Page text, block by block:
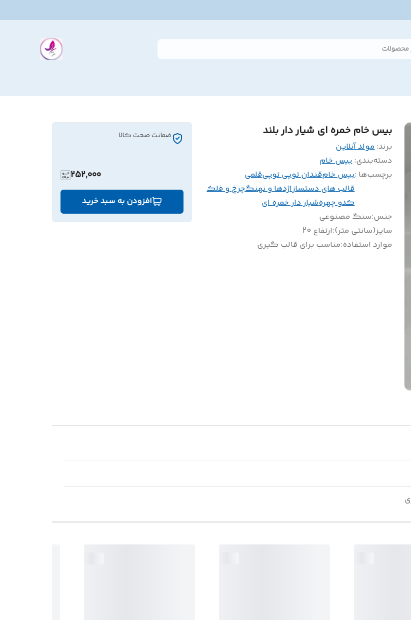
بیس خام خمره ای شیار دار بلند
برند:مولد آنلاین
دسته‌بندی:بیس خام
برچسب‌ها :بیس خامقندان توپی توپیقلمی
قالب های دستسازاژدها و نهنگچرخ و فلک
کدو چهرهشیار دار خمره ای
جنس:سنگ مصنوعی
سایز(سانتی متر):ارتفاع 20
موارد استفاده:مناسب برای قالب گیری
ضمانت صحت کالا
252,000
افزودن به سبد خرید